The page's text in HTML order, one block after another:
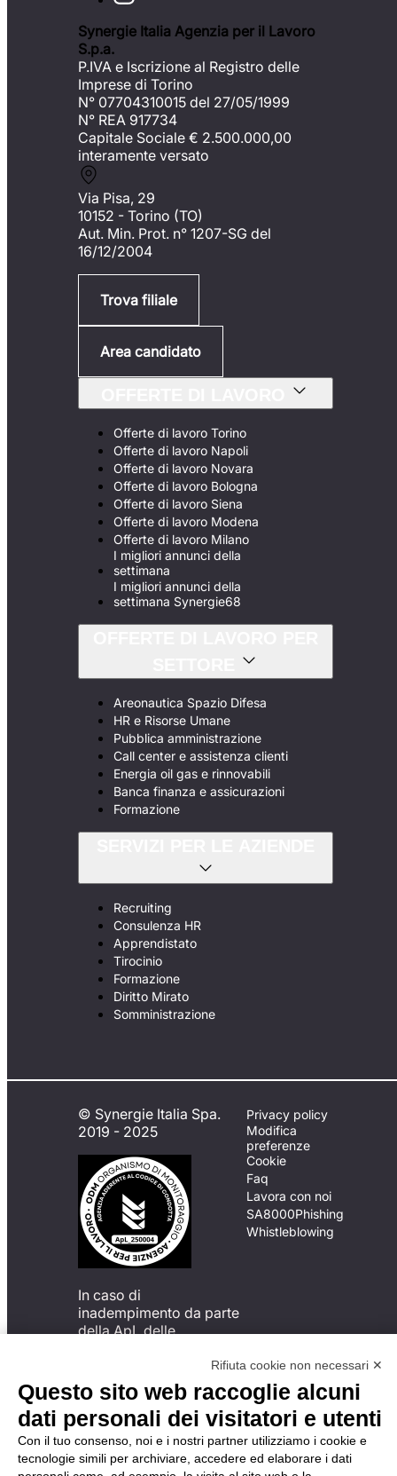
Synergie Italia Agenzia per il Lavoro
S.p.a.
P.IVA e Iscrizione al Registro delle
Imprese di Torino
N° 07704310015 del 27/05/1999
N° REA 917734
Capitale Sociale € 2.500.000,00
interamente versato
Via Pisa, 29
10152 - Torino (TO)
Aut. Min. Prot. n° 1207-SG del
16/12/2004
Trova filiale
Area candidato
Offerte di lavoro Torino
Offerte di lavoro Napoli
Offerte di lavoro Novara
Offerte di lavoro Bologna
Offerte di lavoro Siena
Offerte di lavoro Modena
Offerte di lavoro Milano
I migliori annunci della
settimana
I migliori annunci della
settimana Synergie68
Areonautica Spazio Difesa
HR e Risorse Umane
Pubblica amministrazione
Call center e assistenza clienti
Energia oil gas e rinnovabili
Banca finanza e assicurazioni
Formazione
Recruiting
Consulenza HR
Apprendistato
Tirocinio
Formazione
Diritto Mirato
Somministrazione
© Synergie Italia Spa.
2019 - 2025
In caso di
inadempimento da parte
della ApL delle
del Codice di Condotta, è
possibile presentare un
reclamo
all’Organismo di
Monitoraggio utilizzando
una delle modalità
descritte al seguente
Privacy policy
Modifica
preferenze
Cookie
Faq
Lavora con noi
SA8000Phishing
Whistleblowing
Rifiuta cookie non necessari ✕
Questo sito web raccoglie alcuni
dati personali dei visitatori e utenti
Con il tuo consenso, noi e i nostri partner utilizziamo i cookie e
tecnologie simili per archiviare, accedere ed elaborare i dati